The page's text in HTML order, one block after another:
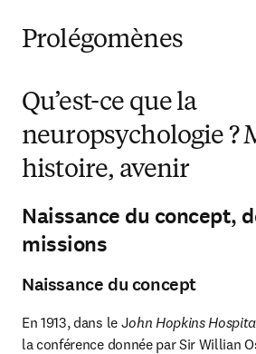
Prolégomènes
Qu’est-ce que la
neuropsychologie ?
histoire, avenir
Naissance du concept,
missions
Naissance du concept
En 1913, dans le John Hopkins
la conférence donnée par Sir Willian